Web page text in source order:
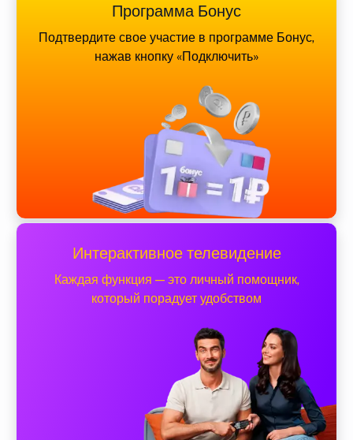
Программа Бонус
Подтвердите свое участие в программе Бонус,
нажав кнопку «Подключить»
Интерактивное телевидение
Каждая функция — это личный помощник,
который порадует удобством